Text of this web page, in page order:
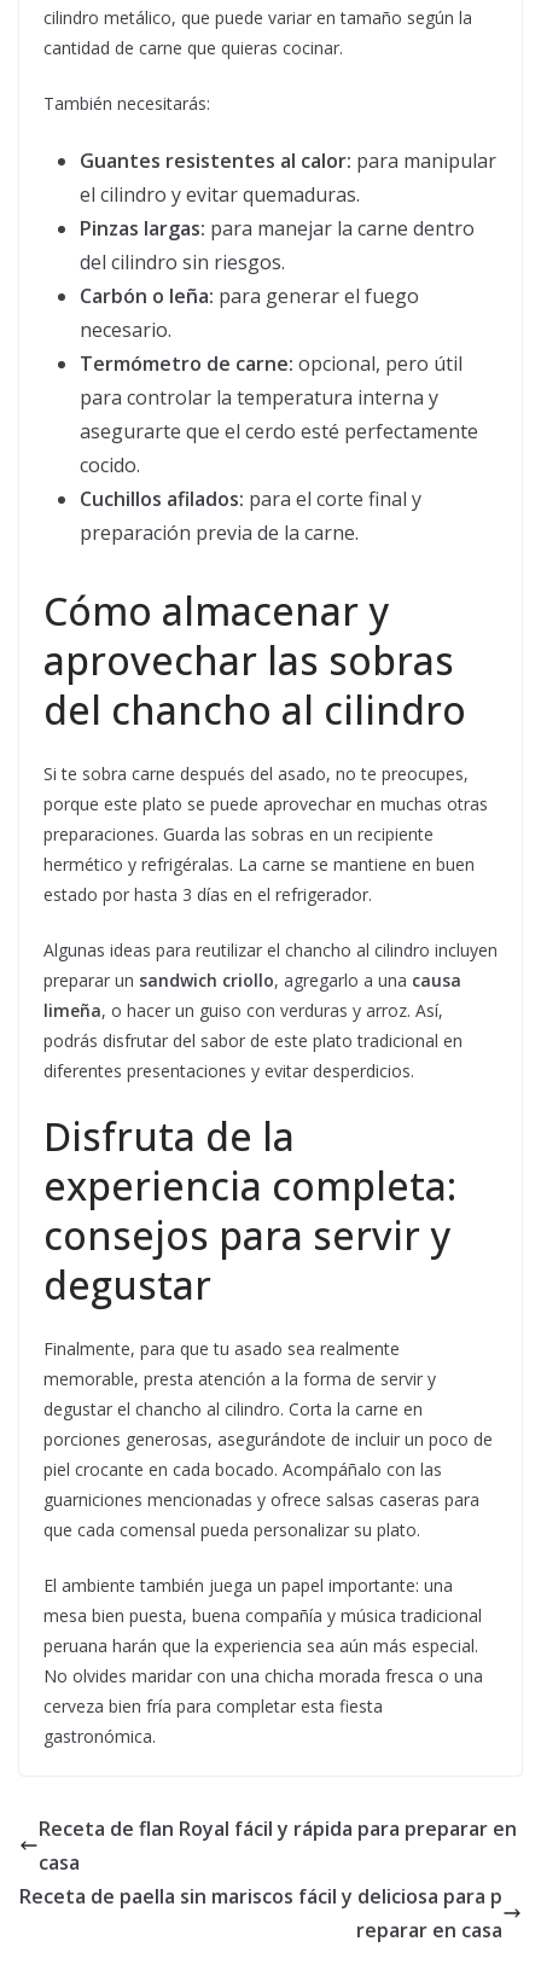
cilindro metálico, que puede variar en tamaño según la
cantidad de carne que quieras cocinar.
También necesitarás:
Guantes resistentes al calor: para manipular
el cilindro y evitar quemaduras.
Pinzas largas: para manejar la carne dentro
del cilindro sin riesgos.
Carbón o leña: para generar el fuego
necesario.
Termómetro de carne: opcional, pero útil
para controlar la temperatura interna y
asegurarte que el cerdo esté perfectamente
cocido.
Cuchillos afilados: para el corte final y
preparación previa de la carne.
Cómo almacenar y
aprovechar las sobras
del chancho al cilindro
Si te sobra carne después del asado, no te preocupes,
porque este plato se puede aprovechar en muchas otras
preparaciones. Guarda las sobras en un recipiente
hermético y refrigéralas. La carne se mantiene en buen
estado por hasta 3 días en el refrigerador.
Algunas ideas para reutilizar el chancho al cilindro incluyen
preparar un sandwich criollo, agregarlo a una causa
limeña, o hacer un guiso con verduras y arroz. Así,
podrás disfrutar del sabor de este plato tradicional en
diferentes presentaciones y evitar desperdicios.
Disfruta de la
experiencia completa:
consejos para servir y
degustar
Finalmente, para que tu asado sea realmente
memorable, presta atención a la forma de servir y
degustar el chancho al cilindro. Corta la carne en
porciones generosas, asegurándote de incluir un poco de
piel crocante en cada bocado. Acompáñalo con las
guarniciones mencionadas y ofrece salsas caseras para
que cada comensal pueda personalizar su plato.
El ambiente también juega un papel importante: una
mesa bien puesta, buena compañía y música tradicional
peruana harán que la experiencia sea aún más especial.
No olvides maridar con una chicha morada fresca o una
cerveza bien fría para completar esta fiesta
gastronómica.
Receta de flan Royal fácil y rápida para preparar en
casa
Receta de paella sin mariscos fácil y deliciosa para p
reparar en casa